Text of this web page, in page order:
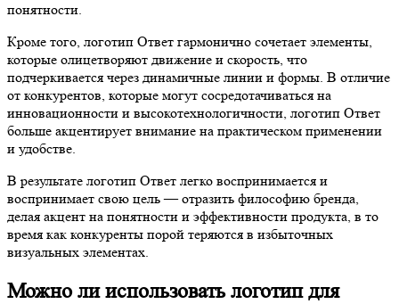
понятности.
Кроме того, логотип Ответ гармонично сочетает элементы,
которые олицетворяют движение и скорость, что
подчеркивается через динамичные линии и формы. В отличие
от конкурентов, которые могут сосредотачиваться на
инновационности и высокотехнологичности, логотип Ответ
больше акцентирует внимание на практическом применении
и удобстве.
В результате логотип Ответ легко воспринимается и
воспринимает свою цель — отразить философию бренда,
делая акцент на понятности и эффективности продукта, в то
время как конкуренты порой теряются в избыточных
визуальных элементах.
Можно ли использовать логотип для